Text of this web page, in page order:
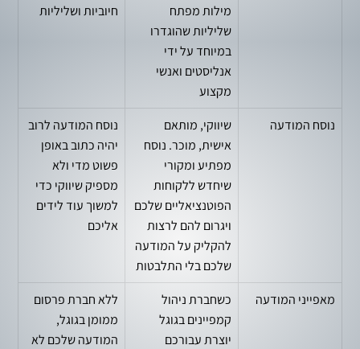
מילות מפתח
שליליות שהוגדרו
במיוחד על ידי
אנליסטים ואנשי
מקצוע
חיוביות ושליליות
נוסח המודעה
שיווקי, מותאם
אישית, מוכר. נוסח
מפתיע ומקורי
שיחדש ללקוחות
הפוטנציאליים שלכם
ויגרום להם לרצות
להקליק על המודעה
שלכם בלי התלבטות
נוסח המודעה לרוב
יהיה כתוב באופן
פשוט מדי ולא
מספיק שיווקי כדי
למשוך עוד לידים
אליכם
מאפייני המודעה
כשחברת ניהול
קמפיינים בגוגל
יוצרת עבורכם
ללא חברת פרסום
ממומן בגוגל,
המודעה שלכם לא